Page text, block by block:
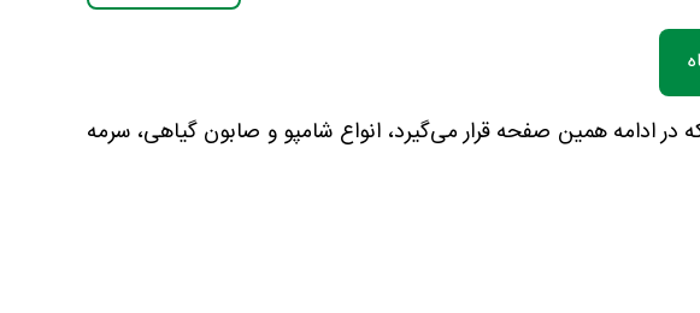
در ادامه همین صفحه قرار می‌گیرد، انواع شامپو و صابون گیاهی، سرمه